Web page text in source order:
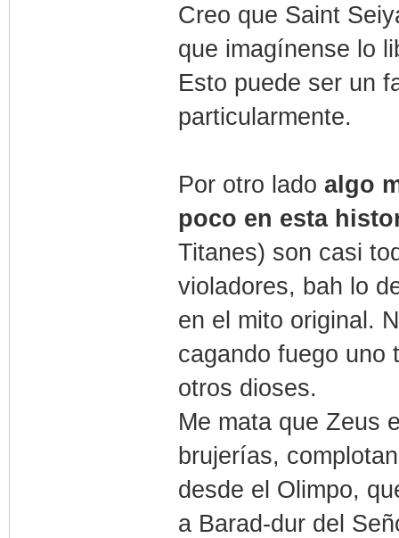
Creo que Saint
que imagínense lo
Esto puede ser un
particularmente.
Por otro ladoalgo
poco en esta
Titanes) son casi
violadores, bah lo
en el mito original.
cagando fuego uno
otros dioses.
Me mata que Zeus
brujerías,
desde el Olimpo,
a Barad-dur del